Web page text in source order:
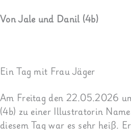
Von Jale und Danil (4b)
Ein Tag mit Frau Jäger
Am Freitag den 22.05.2026
(4b) zu einer Illustratorin
diesem Tag war es sehr heiß.